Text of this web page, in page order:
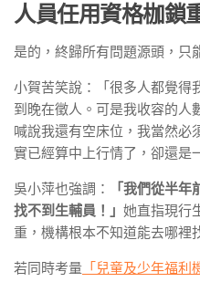
人員任用資格枷鎖
是的，終歸所有問題源頭，只
小賀苦笑說：「很多人都覺得
到晚在徵人。可是我收容的人
喊說我還有空床位，我當然必
實已經算中上行情了，卻還是
吳小萍也強調：
「我們從半
找不到生輔員！」 她直指現行
重，機構根本不知道能去哪裡
若同時考量 「兒童及少年福利